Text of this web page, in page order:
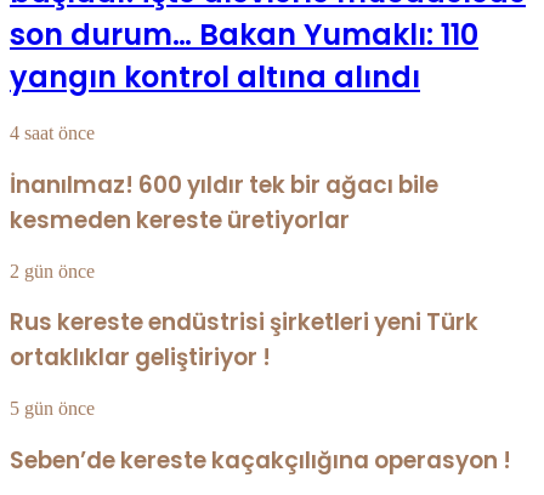
son durum… Bakan Yumaklı: 110
yangın kontrol altına alındı
4 saat önce
İnanılmaz! 600 yıldır tek bir ağacı bile
kesmeden kereste üretiyorlar
2 gün önce
Rus kereste endüstrisi şirketleri yeni Türk
ortaklıklar geliştiriyor !
5 gün önce
Seben’de kereste kaçakçılığına operasyon !